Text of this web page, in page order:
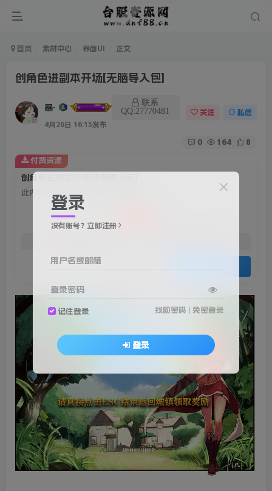
首页 素材中心 界面UI 正文
创角色进副本开场[无脑导入包]
暴雨
联系
QQ:27770481
4月26日 16:15发布
关注 私信
0 164 8
创角色进副本开场[无脑导入包]
此内容为付费资源，请付费后查看
付费资源
登录
没有账号？立即注册
用户名或邮箱
登录密码
记住登录 找回密码 免密登录
登录